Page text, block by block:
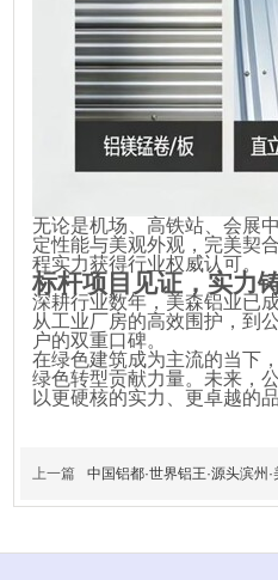
无论是机场、高铁站、会展
定性能与美观外观，完美契
程实力获得行业权威认可。
标杆项目见证，实力
深耕行业数年，美森铝业已
从工业厂房的高效围护，到
户的双重口碑。
在绿色建筑成为主流的当下
绿色转型贡献力量。未来，
以更硬核的实力、更卓越的
上一篇 中国铝都·世界铝王·源头滨州